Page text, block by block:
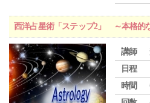
西洋占星術「ステップ2」 ～本格的
講師
日程
時間